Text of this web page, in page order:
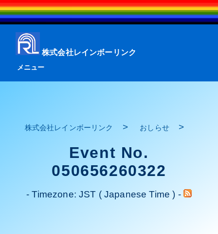
株式会社レインボーリンク
メニュー
株式会社レインボーリンク > おしらせ>
Event No.
050656260322
- Timezone: JST ( Japanese Time ) -